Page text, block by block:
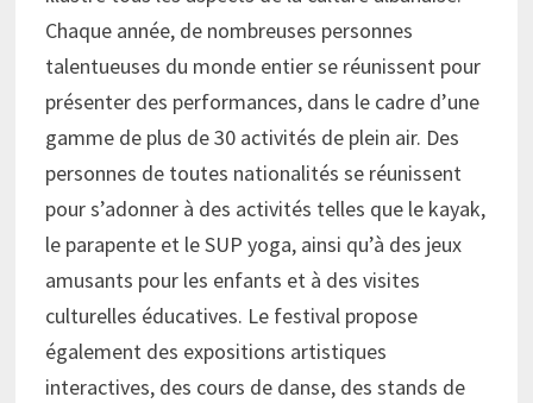
Chaque année, de nombreuses personnes
talentueuses du monde entier se réunissent pour
présenter des performances, dans le cadre d’une
gamme de plus de 30 activités de plein air. Des
personnes de toutes nationalités se réunissent
pour s’adonner à des activités telles que le kayak,
le parapente et le SUP yoga, ainsi qu’à des jeux
amusants pour les enfants et à des visites
culturelles éducatives. Le festival propose
également des expositions artistiques
interactives, des cours de danse, des stands de